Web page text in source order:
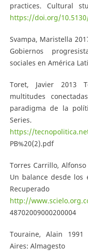
practices. Cultural
https://doi.org/
Svampa, Maristella
Gobiernos
sociales en América
Toret, Javier 2013
multitudes
paradigma de la
Series.
https://
PB%20(2).pdf
Torres Carrillo,
Un balance desde los
http://
48702009000200004
Touraine, Alain 1991
Aires: Almagesto